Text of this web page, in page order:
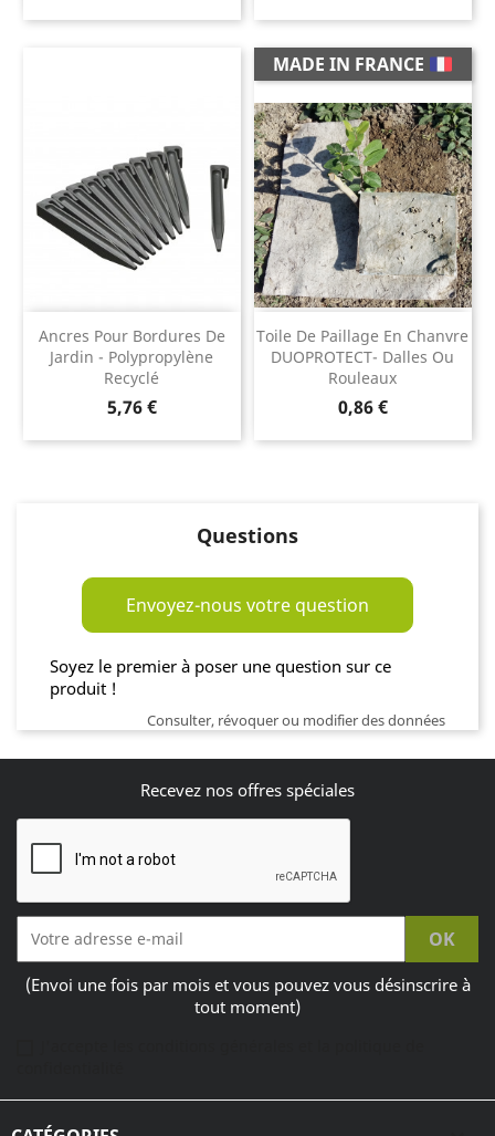
Ancres Pour Bordures De
Jardin - Polypropylène
Recyclé
Prix
5,76 €
Toile De Paillage En Chanvre
DUOPROTECT- Dalles Ou
Rouleaux
Prix
0,86 €
MADE IN FRANCE
Questions
Envoyez-nous votre question
Soyez le premier à poser une question sur ce
produit !
Consulter, révoquer ou modifier des données
Recevez nos offres spéciales
(Envoi une fois par mois et vous pouvez vous désinscrire à
tout moment)